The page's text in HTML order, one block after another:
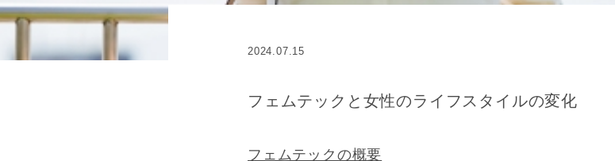
2024.07.15
フェムテックと女性のライフスタイルの変化
フェムテックの概要